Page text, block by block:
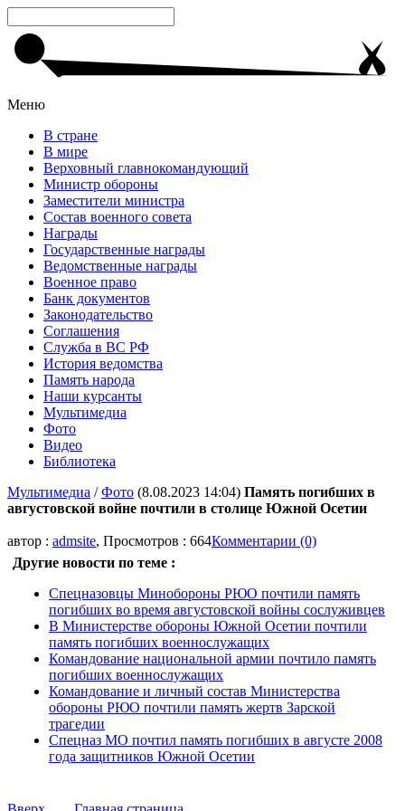
Меню
В стране
В мире
Верховный главнокомандующий
Министр обороны
Заместители министра
Состав военного совета
Награды
Государственные награды
Ведомственные награды
Военное право
Банк документов
Законодательство
Соглашения
Служба в ВС РФ
История ведомства
Память народа
Наши курсанты
Мультимедиа
Фото
Видео
Библиотека
Мультимедиа /Фото (8.08.2023 14:04) Память погибших в
августовской войне почтили в столице Южной Осетии
автор : admsite, Просмотров : 664Комментарии (0)
Другие новости по теме :
Спецназовцы Минобороны РЮО почтили память
погибших во время августовской войны сослуживцев
В Министерстве обороны Южной Осетии почтили
память погибших военнослужащих
Командование национальной армии почтило память
погибших военнослужащих
Командование и личный состав Министерства
обороны РЮО почтили память жертв Зарской
трагедии
Спецназ МО почтил память погибших в августе 2008
года защитников Южной Осетии